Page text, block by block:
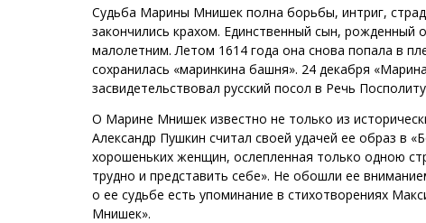
Судьба Марины Мнишек полна борьбы, интриг,
закончились крахом. Единственный сын,
малолетним. Летом 1614 года она снова попала в
сохранилась «маринкина башня». 24 декабря
засвидетельствовал русский посол в Речь
О Марине Мнишек известно не только из
Александр Пушкин считал своей удачей ее образ в
хорошеньких женщин, ослепленная только одною
трудно и представить себе». Не обошли ее
о ее судьбе есть упоминание в стихотворениях
Мнишек».